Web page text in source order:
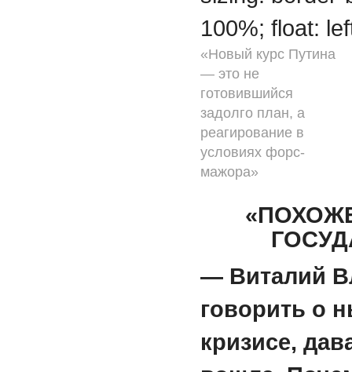
100%; float:
«Новый курс Путина
— это не
готовившийся
задолго план, а
реагирование в
условиях форс-
мажора»
— Виталий
говорить о
кризисе,